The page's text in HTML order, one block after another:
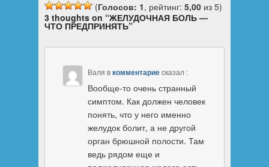
(Голосов: 1, рейтинг: 5,00из 5)
3 thoughts on “ЖЕЛУДОЧНАЯ БОЛЬ —
ЧТО ПРЕДПРИНЯТЬ”
Валя вкомментариеcказал :
Вообще-то очень странный
симптом. Как должен человек
понять, что у него именно
желудок болит, а не другой
орган брюшной полости. Там
ведь рядом еще и